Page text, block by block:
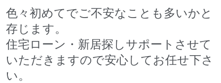
色々初めてでご不安なことも多いかと
存じます。
住宅ローン・新居探しサポートさせて
いただきますので安心してお任せ下さ
い。